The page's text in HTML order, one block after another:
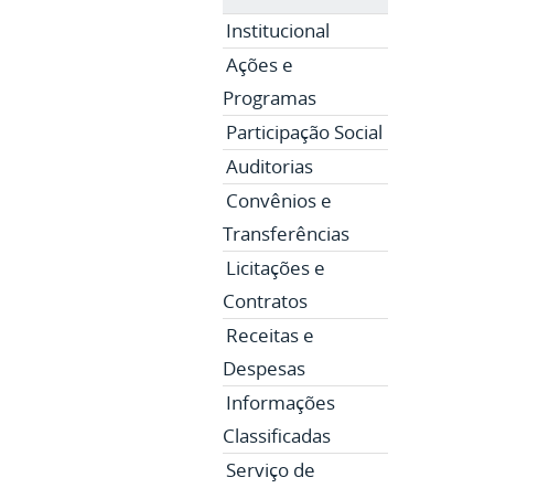
Institucional
Ações e
Programas
Participação Social
Auditorias
Convênios e
Transferências
Licitações e
Contratos
Receitas e
Despesas
Informações
Classificadas
Serviço de